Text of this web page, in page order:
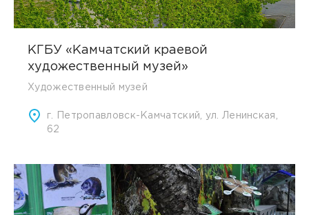
КГБУ «Камчатский краевой
художественный музей»
Художественный музей
г. Петропавловск-Камчатский, ул. Ленинская,
62